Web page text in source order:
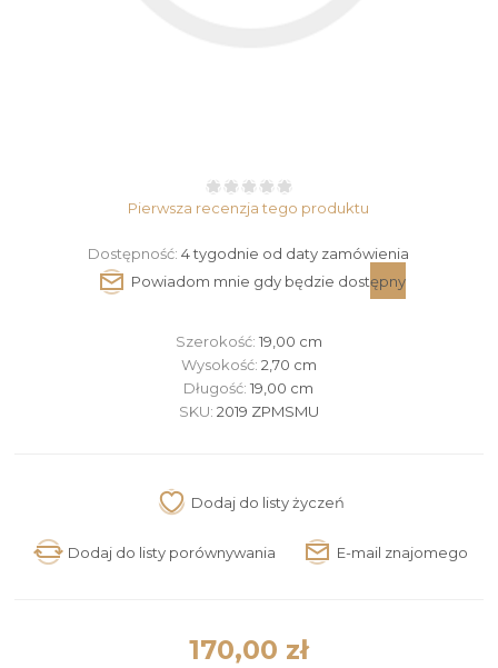
Pierwsza recenzja tego produktu
Dostępność: 4 tygodnie od daty zamówienia
Szerokość: 19,00 cm
Wysokość: 2,70 cm
Długość:19,00 cm
SKU: 2019 ZPMSMU
170,00 zł